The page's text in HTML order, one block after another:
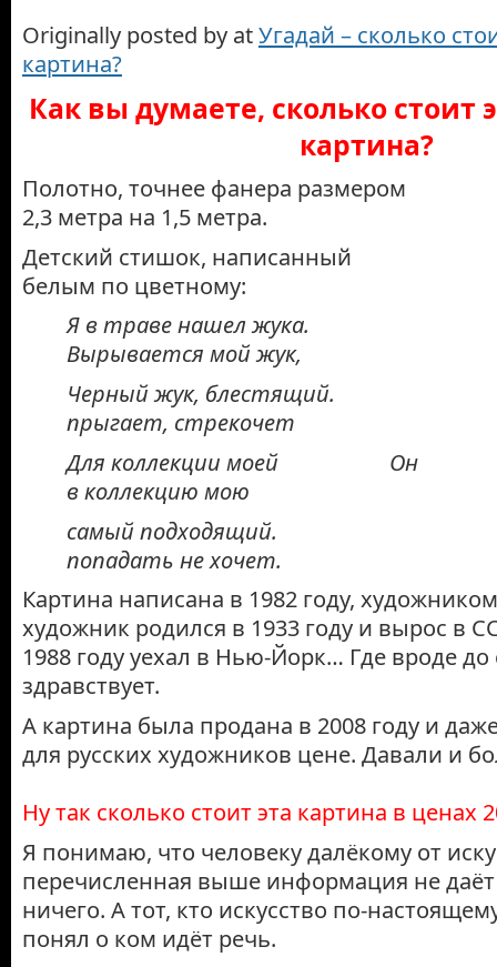
Originally posted by atУгадай – сколько
картина?
Как вы думаете, сколько стоит
картина?
Полотно, точнее фанера размером
2,3 метра на 1,5 метра.
Детский стишок, написанный
белым по цветному:
Я в траве нашел жука.
Вырывается мой жук,
Черный жук, блестящий.
прыгает, стрекочет
Для коллекции моей Он
в коллекцию мою
самый подходящий.
попадать не хочет.
Картина написана в 1982 году,
художник родился в 1933 году и вырос в
1988 году уехал в Нью-Йорк… Где вроде
здравствует.
А картина была продана в 2008 году и
для русских художников цене. Давали и
Ну так сколько стоит эта картина в ценах
Я понимаю, что человеку далёкому от
перечисленная выше информация не
ничего. А тот, кто искусство по-
понял о ком идёт речь.